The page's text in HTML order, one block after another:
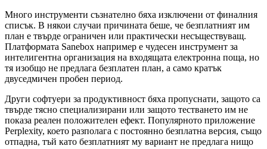
Много инструменти съзнателно бяха изключени от финалния
списък. В някои случаи причината беше, че безплатният им
план е твърде ограничен или практически несъществуващ.
Платформата Sanebox например е чудесен инструмент за
интелигентна организация на входящата електронна поща, но
тя изобщо не предлага безплатен план, а само кратък
двуседмичен пробен период.
Други софтуери за продуктивност бяха пропуснати, защото са
твърде тясно специализирани или защото тестването им не
показа реален положителен ефект. Популярното приложение
Perplexity, което разполага с постоянно безплатна версия, също
отпадна, тъй като безплатният му вариант не предлага нищо